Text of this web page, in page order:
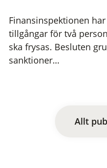
Finansinspektionen
tillgångar för två
ska frysas. Besluten
sanktioner…
Allt